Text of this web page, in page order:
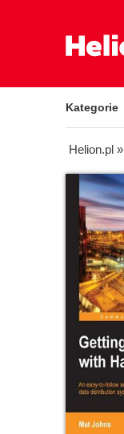
Kategorie
Helion.pl »